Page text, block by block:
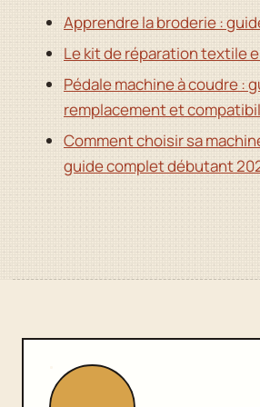
Apprendre la broderie :
Le kit de réparation textile
Pédale machine à coudre :
remplacement et
Comment choisir sa
guide complet débutant